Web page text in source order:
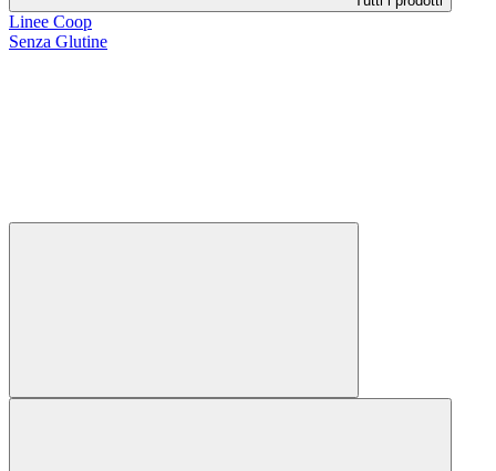
Linee Coop
Senza Glutine